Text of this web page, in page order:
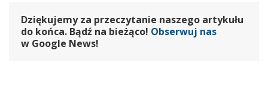
Dziękujemy za przeczytanie naszego artykułu
do końca. Bądź na bieżąco! Obserwuj nas
w Google News!